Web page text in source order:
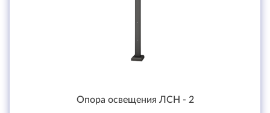
Опора освещения ЛСН - 2